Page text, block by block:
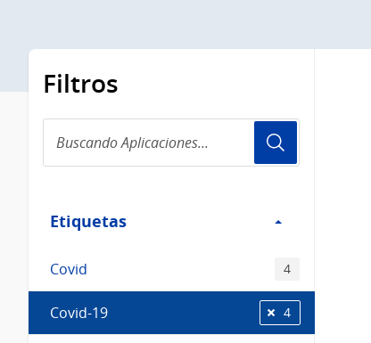
Filtros
Aplicaciones...
Etiquetas
Etiquetas
Covid 4
Covid-19 4